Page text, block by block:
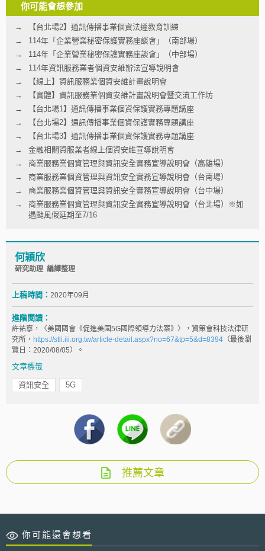
你可能會想參加
【台北場2】通訊傳播事業個資法遵教育訓練
114年「企業營業秘密保護實務座談會」（南部場）
114年「企業營業秘密保護實務座談會」（中部場）
114年資訊服務業者個資安維辦法宣導說明會
【線上】資訊服務業個資安維計畫說明會
【實體】資訊服務業個資安維計畫說明會暨交流工作坊
【台北場1】通訊傳播事業個資保護實務專題講座
【台北場2】通訊傳播事業個資保護實務專題講座
【台北場3】通訊傳播事業個資保護實務專題講座
金融相關資服業者線上個資安維宣導說明會
商業服務業個資管理與資訊安全實務宣導說明會（高雄場）
商業服務業個資管理與資訊安全實務宣導說明會（台南場）
商業服務業個資管理與資訊安全實務宣導說明會（台中場）
商業服務業個資管理與資訊安全實務宣導說明會（台北場）※如
遇颱風假延期至7/16
何穎欣
研究助理 編譯整理
上稿時間： 2020年09月
進階閱讀：
許祐寧，〈美國國會《促進美國5G國際領導力法案》〉，資策會科技法律研
究所， https://stli.iii.org.tw/article-detail.aspx?no=67&tp=5&d=8394 （最後瀏
覽日：2020/08/05）。
文章標籤
資訊安全 5G
推薦文章
你可能還會想看